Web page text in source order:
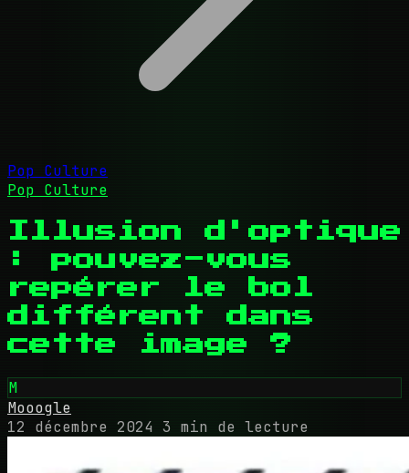
Pop Culture
Pop Culture
Illusion d'optique
: pouvez-vous
repérer le bol
différent dans
cette image ?
M
Mooogle
12 décembre 2024 3 min de lecture